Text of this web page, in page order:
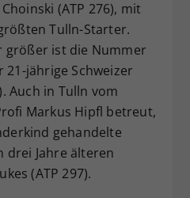
(ATP 276), mit
Tulln-Starter.
größer ist die Nummer
21-jährige Schweizer
Auch in Tulln vom
Markus Hipfl betreut,
gehandelte
drei Jahre älteren
(ATP 297).